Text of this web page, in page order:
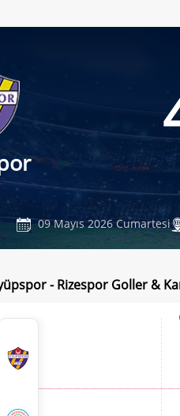
09 Mayıs 2026 Cumartesi
- Rizespor Goller &